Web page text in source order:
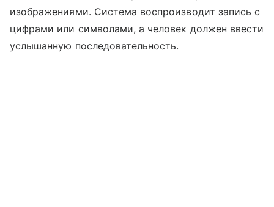
изображениями. Система воспроизводит запись с
цифрами или символами, а человек должен ввести
услышанную последовательность.